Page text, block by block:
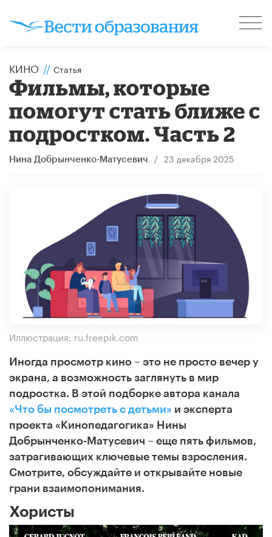
КИНО // Статья
Фильмы, которые
помогут стать ближе с
подростком. Часть 2
Нина Добрынченко-Матусевич / 23 декабря 2025
Иллюстрация: ru.freepik.com
Иногда просмотр кино – это не просто вечер у
экрана, а возможность заглянуть в мир
подростка. В этой подборке автора канала
«Что бы посмотреть с детьми» и эксперта
проекта «Кинопедагогика» Нины
Добрынченко-Матусевич – еще пять фильмов,
затрагивающих ключевые темы взросления.
Смотрите, обсуждайте и открывайте новые
грани взаимопонимания.
Хористы